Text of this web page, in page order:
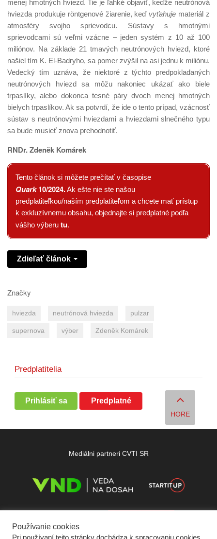
menej hmotných hviezd. Tie je ľahké objaviť, keďže neutrónová
hviezda produkuje röntgenové žiarenie, keď vyťahuje materiál z
atmosféry svojho sprievodcu. Sústavy s hmotnými
sprievodcami sú veľmi vzácne – jeden systém z 10 až 100
miliónov. Na základe 21 tmavých neutrónových hviezd, ktoré
našiel tím K. El-Badryho, sa pomer zvýšil na asi jednu k miliónu.
Vedecký tím uznáva, že niektoré z týchto predpokladaných
neutrónových hviezd sa môžu nakoniec ukázať ako biele
trpaslíky, alebo dokonca tesné páry dvoch menej hmotných
bielych trpaslíkov. Ak sa potvrdí, že ide o tento prípad, vzácnosť
sústav s neutrónovými hviezdami a hviezdami slnečného typu
sa bude musieť znova prehodnotiť.
RNDr. Zdeněk Komárek
Tento článok si môžete prečítať v časopise
Quark10/2024.Ak ešte nie ste našou
predplatiteľkou/naším predplatiteľom a chcete mať prístup
k exkluzívnemu obsahu, objednajte si predplatné podľa
vášho výberu tu.
Zdieľať článok
Značky
hviezda neutrónová hviezda pulzar
supernova výber Zdeněk Komárek
Predplatitelia
Prihlásiť sa Predplatné
HORE
Mediálni partneri CVTI SR
Používanie cookies